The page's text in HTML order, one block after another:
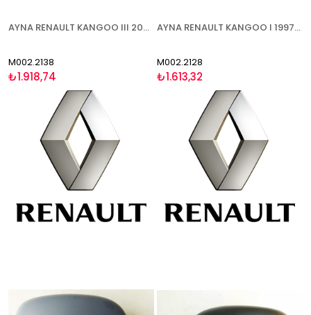
AYNA RENAULT KANGOO III 2008-2013 MEKANİK ASTARLI SOL
M002.2138
₺1.918,74
AYNA RENAULT KANGOO I 1997-2003 MEKANİK DÜZ CAM SOL
M002.2128
₺1.613,32